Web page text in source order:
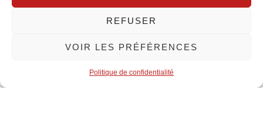
REFUSER
VOIR LES PRÉFÉRENCES
Politique de confidentialité